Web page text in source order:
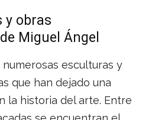
y obras
Miguel Ángel
esculturas y
que han dejado una
la historia del arte. Entre